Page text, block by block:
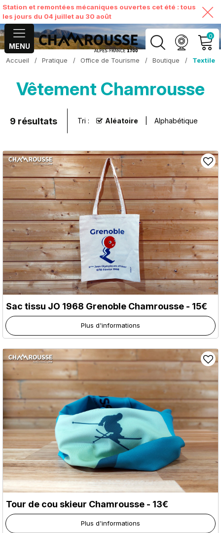
Station et remontées mécaniques ouvertes cet été : tous
les jours du 04 juillet au 30 août
MENU
0
MON COMPTE
VOIR MON PANIER
Accueil / Pratique / Office de Tourisme / Boutique / Textile
Vêtement Chamrousse
9 résultats Tri : Aléatoire Alphabétique
Sac tissu JO 1968 Grenoble Chamrousse - 15€
Plus d'informations
Tour de cou skieur Chamrousse - 13€
Plus d'informations